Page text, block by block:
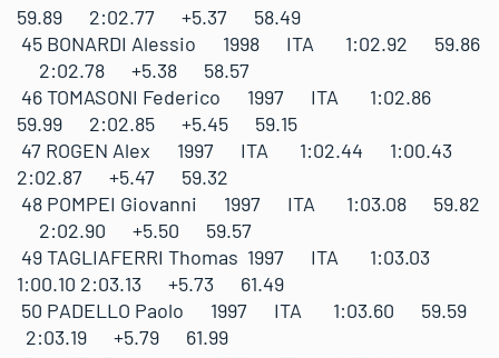
59.89 2:02.77 +5.37 58.49
45 BONARDI Alessio 1998 ITA 1:02.92 59.86
2:02.78 +5.38 58.57
46 TOMASONI Federico 1997 ITA 1:02.86
59.99 2:02.85 +5.45 59.15
47 ROGEN Alex 1997 ITA 1:02.44 1:00.43
2:02.87 +5.47 59.32
48 POMPEI Giovanni 1997 ITA 1:03.08 59.82
2:02.90 +5.50 59.57
49 TAGLIAFERRI Thomas 1997 ITA 1:03.03
1:00.10 2:03.13 +5.73 61.49
50 PADELLO Paolo 1997 ITA 1:03.60 59.59
2:03.19 +5.79 61.99